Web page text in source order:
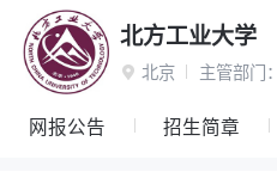
北方工业大学
 北京 主管部门：
网报公告 招生简章